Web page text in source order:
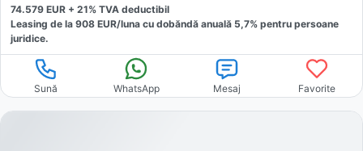
74.579 EUR + 21% TVA deductibil
Leasing de la 908 EUR/luna cu dobăndă anuală 5,7% pentru persoane
juridice.
Sună WhatsApp Mesaj Favorite